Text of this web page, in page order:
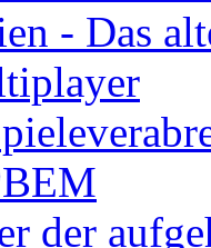
- Das
der